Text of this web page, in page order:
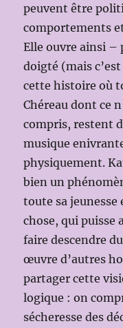
peuvent être
comportements
Elle ouvre ainsi –
doigté (mais
cette histoire où
Chéreau dont ce
compris, restent
musique
physiquement.
bien un
toute sa jeunesse
chose, qui puisse
faire descendre
œuvre d’autres
partager cette
logique : on
sécheresse des